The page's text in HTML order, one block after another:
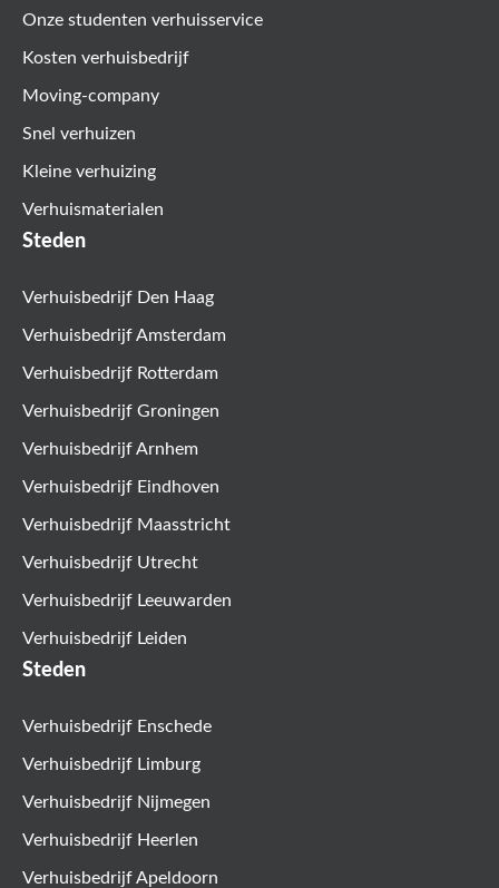
Onze studenten verhuisservice
Kosten verhuisbedrijf
Moving-company
Snel verhuizen
Kleine verhuizing
Verhuismaterialen
Steden
Verhuisbedrijf Den Haag
Verhuisbedrijf Amsterdam
Verhuisbedrijf Rotterdam
Verhuisbedrijf Groningen
Verhuisbedrijf Arnhem
Verhuisbedrijf Eindhoven
Verhuisbedrijf Maasstricht
Verhuisbedrijf Utrecht
Verhuisbedrijf Leeuwarden
Verhuisbedrijf Leiden
Steden
Verhuisbedrijf Enschede
Verhuisbedrijf Limburg
Verhuisbedrijf Nijmegen
Verhuisbedrijf Heerlen
Verhuisbedrijf Apeldoorn